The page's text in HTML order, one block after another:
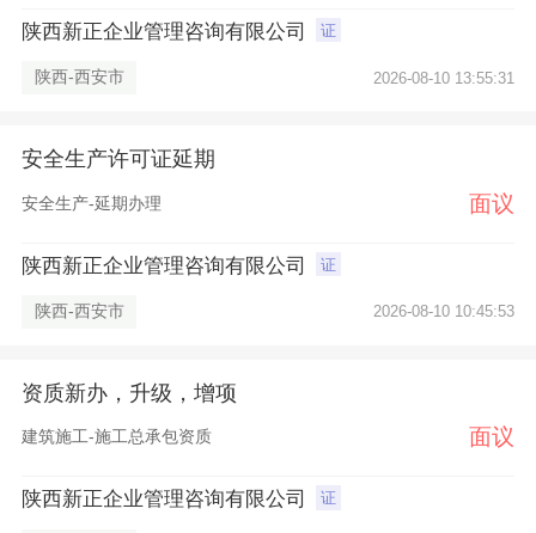
陕西新正企业管理咨询有限公司 证
陕西-西安市 2026-08-10 13:55:31
安全生产许可证延期
安全生产-延期办理 面议
陕西新正企业管理咨询有限公司 证
陕西-西安市 2026-08-10 10:45:53
资质新办，升级，增项
建筑施工-施工总承包资质 面议
陕西新正企业管理咨询有限公司 证